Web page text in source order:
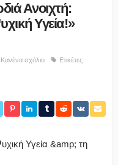
Ανοιχτή:
Υγεία!»
Κανένα σχόλιο Ετικέτες
Υγεία &amp; τη